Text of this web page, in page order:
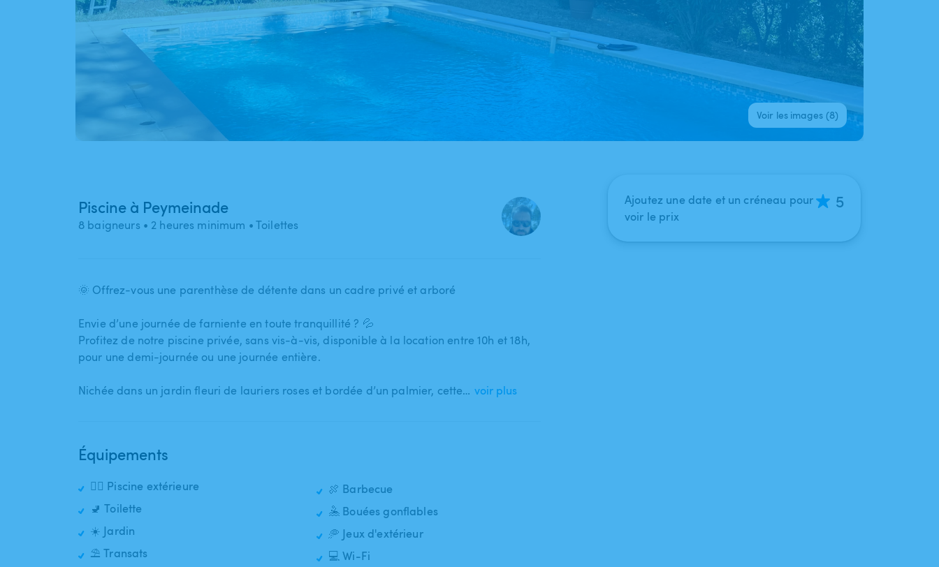
Voir les images (8)
Piscine à Peymeinade
8 baigneurs • 2 heures minimum • Toilettes
🌞 Offrez-vous une parenthèse de détente dans un cadre privé et arboré
Envie d’une journée de farniente en toute tranquillité ? 💦
Profitez de notre piscine privée​,​ sans vis-à-vis​,​ disponible à la location entre 10h et 18h​,​
pour une demi-journée ou une journée entière.
Nichée dans un jardin fleuri de lauriers roses et bordée d’un palmier​,​ cette… voir plus
Équipements
🏊‍♂️ Piscine extérieure
🚽 Toilette
☀️ Jardin
⛱️ Transats
🍖 Barbecue
🤽 Bouées gonflables
🥏 Jeux d'extérieur
💻 Wi-Fi
Ajoutez une date et un créneau pour
voir le prix
5